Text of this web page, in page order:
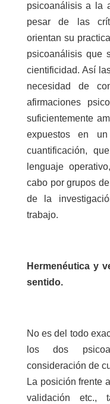
psicoanálisis a la
pesar de las
orientan su
psicoanálisis que
cientificidad. Así
necesidad de
afirmaciones
suficientemente
expuestos en
cuantificación,
lenguaje
cabo por grupos
de la
trabajo.
Hermenéutica y
sentido.
No es del todo
los dos
consideración de
La posición frente
validación etc.,